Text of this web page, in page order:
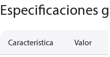
Especificaciones
Característica Valor